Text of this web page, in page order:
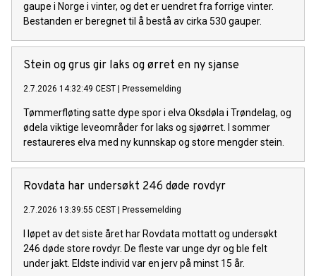
gaupe i Norge i vinter, og det er uendret fra forrige vinter.
Bestanden er beregnet til å bestå av cirka 530 gauper.
Stein og grus gir laks og ørret en ny sjanse
2.7.2026 14:32:49 CEST Pressemelding
Tømmerfløting satte dype spor i elva Oksdøla i Trøndelag, og
ødela viktige leveområder for laks og sjøørret. I sommer
restaureres elva med ny kunnskap og store mengder stein.
Rovdata har undersøkt 246 døde rovdyr
2.7.2026 13:39:55 CEST Pressemelding
I løpet av det siste året har Rovdata mottatt og undersøkt
246 døde store rovdyr. De fleste var unge dyr og ble felt
under jakt. Eldste individ var en jerv på minst 15 år.